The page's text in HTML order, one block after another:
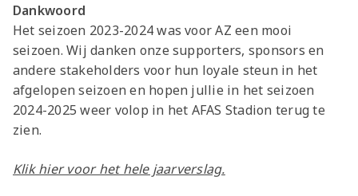
Dankwoord
Het seizoen 2023-2024 was voor AZ een mooi
seizoen. Wij danken onze supporters, sponsors en
andere stakeholders voor hun loyale steun in het
afgelopen seizoen en hopen jullie in het seizoen
2024-2025 weer volop in het AFAS Stadion terug te
zien.
Klik hier voor het hele jaarverslag.